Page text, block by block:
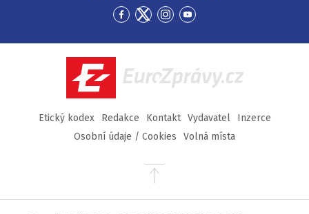
Přejít
Facebook
Přejít
Twitter
Přejít
Instagram
Přejít
YouTube
EuroZprávy.cz
Etický kodex Redakce Kontakt Vydavatel
Inzerce
Osobní údaje / Cookies
Volná místa
Přejít
stránky